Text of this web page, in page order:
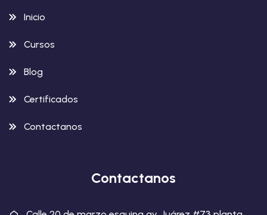
Inicio
Cursos
Blog
Certificados
Contactanos
Contactanos